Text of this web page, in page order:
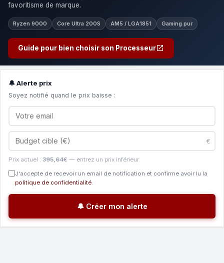
favoritisme de marque.
Ryzen 9000 Core Ultra 200S AM5 / LGA1851 Gaming pur
Guide pour bien choisir son Processeur
🔔 Alerte prix
Soyez notifié quand le prix baisse :
€
Prix actuel : 395,64€ — entrez un prix inférieur
J'accepte de recevoir un email de notification et confirme avoir lu la
politique de confidentialité.
🔔 Créer mon alerte